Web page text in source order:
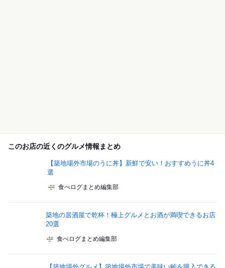
このお店の近くのグルメ情報まとめ
【築地場外市場のうに丼】新鮮で安い！おすすめうに丼4
選
食べログまとめ編集部
築地の居酒屋で乾杯！極上グルメとお酒が満喫できるお店
20選
食べログまとめ編集部